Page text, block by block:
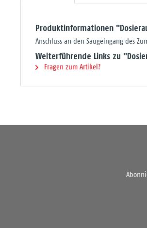
Produktinformationen
Anschluss an den Saugeingang des
Weiterführende Links zu
Fragen zum Artikel?